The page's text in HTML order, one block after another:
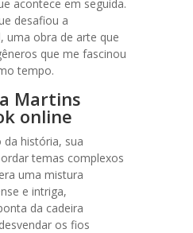
acontece em seguida.
desafiou a
uma obra de arte que
que me fascinou
tempo.
Martins
online
da história, sua
temas complexos
uma mistura
e intriga,
da cadeira
os fios